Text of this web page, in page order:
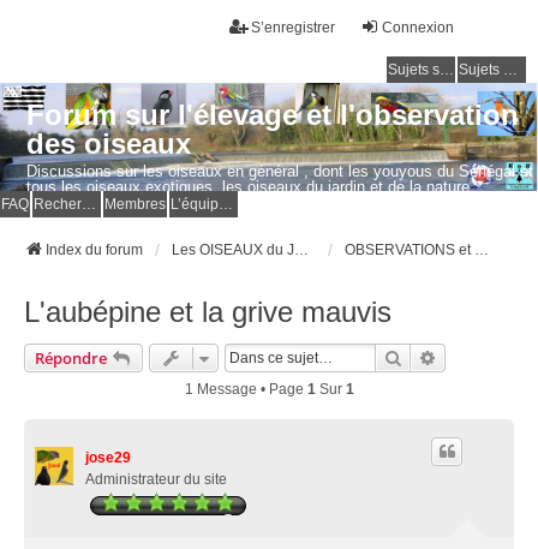
Connexion
S’enregistrer
Sujets sans réponse Sujets actifs
Forum sur l'élevage et l'observation
des oiseaux
Discussions sur les oiseaux en général , dont les youyous du Sénégal et
tous les oiseaux exotiques, les oiseaux du jardin et de la nature.
Questions, photos, expériences.
FAQ Membres
Index du forum
L'aubépine et la grive mauvis
Répondre Rechercher
1 Message • Page 1 Sur 1
jose29
Administrateur du site